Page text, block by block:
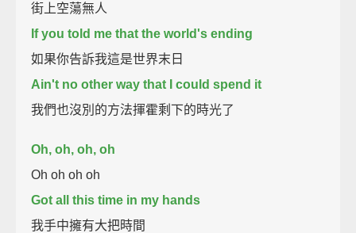
街上空蕩無人
If you told me that the world's ending
如果你告訴我這是世界末日
Ain't no other way that I could spend it
我們也沒別的方法揮霍剩下的時光了
Oh, oh, oh, oh
Oh oh oh oh
Got all this time in my hands
我手中擁有大把時間